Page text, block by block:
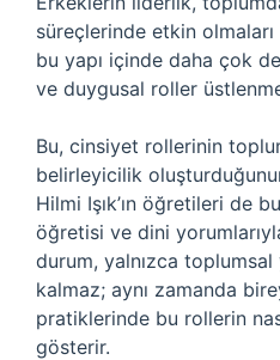
süreçlerinde etkin olmaları
bu yapı içinde daha çok
ve duygusal roller
Bu, cinsiyet rollerinin
belirleyicilik
Hilmi Işık’ın öğretileri de
öğretisi ve dini
durum, yalnızca toplumsal
kalmaz; aynı zamanda
pratiklerinde bu rollerin
gösterir.